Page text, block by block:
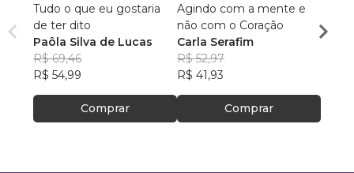
Tudo o que eu gostaria
de ter dito
Paôla Silva de Lucas
R$ 69,46
R$ 54,99
Comprar
Agindo com a mente e
não com o Coração
Carla Serafim
R$ 52,97
R$ 41,93
Comprar
habita